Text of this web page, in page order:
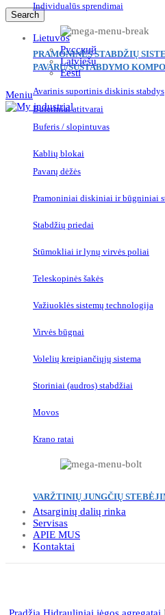
Search
Lietuvos
Русский
Latviešu
Eesti
Meniu
Individualūs sprendimai
PRAMONINĖS STABDŽIŲ
PAVARŲ/SUSTABDYMO
Avarinis suportinis diskinis stabdys
Buferiniai atitvarai
Buferis / slopintuvas
Kablių blokai
Pavarų dėžės
Pramoniniai diskiniai ir būgniniai
Stabdžių priedai
Stūmokliai ir lynų virvės poliai
Teleskopinės šakės
Važiuoklės sistemų technologija
Virvės būgnai
Volelių kreipiančiųjų sistema
Storiniai (audros) stabdžiai
Movos
Krano ratai
VARŽTINIŲ JUNGČIŲ
Atsarginių dalių rinka
Servisas
APIE MUS
Kontaktai